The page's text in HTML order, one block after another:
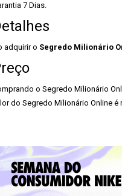
7 Dias.
adquirir o Segredo Milionário
o Segredo Milionário
do Segredo Milionário Online é